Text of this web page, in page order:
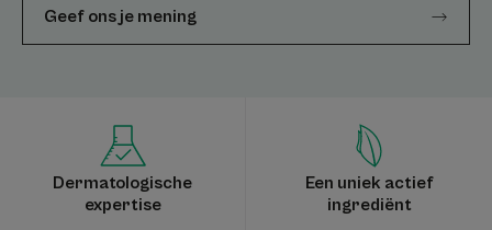
Geef ons je mening
Dermatologische
expertise
Een uniek actief
ingrediënt